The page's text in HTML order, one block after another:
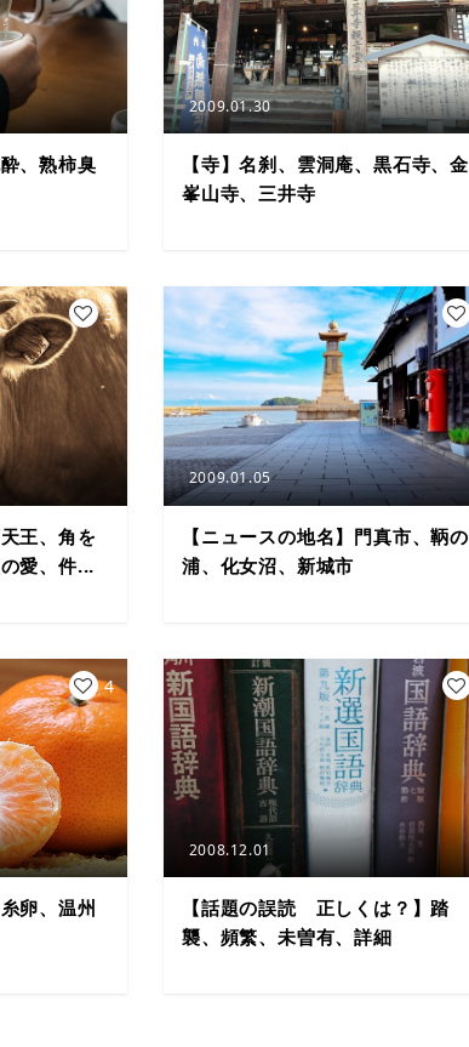
、熟柿臭
2009.01.30
【寺】名刹、雲洞庵、黒石寺、金
峯山寺、三井寺
王、角を
愛、件...
3
2009.01.05
【ニュースの地名】門真市、鞆の
浦、化女沼、新城市
卵、温州
4
2008.12.01
【話題の誤読 正しくは？】踏
襲、頻繁、未曽有、詳細